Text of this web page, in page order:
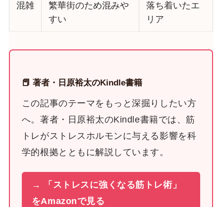
混雑
繁華街のため混みや
すい
落ち着いたエ
リア
📕 著者・日原裕太のKindle書籍
この記事のテーマをもっと深掘りしたい方
へ。著者・日原裕太のKindle書籍では、筋
トレがストレスホルモンに与える影響を科
学的根拠とともに解説しています。
→ 「ストレスに強くなる筋トレ術」
をAmazonで見る